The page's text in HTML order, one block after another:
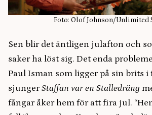
Foto: Olof Johnson/Unlimited
Sen blir det äntligen julafton och
saker ha löst sig. Det enda
Paul Isman som ligger på sin brits i
sjungerStaffan var en Stalledräng
fångar åker hem för att fira jul.